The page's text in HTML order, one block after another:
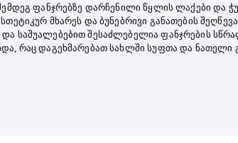
ფანჯრებზე დარჩენილი წყლის ლაქები და
მხარეს და ბუნებრივი განათების
საშუალებებით შესაძლებელია ფანჯრების
რაც დაგეხმარებათ სახლში სუფთა და ნათელი